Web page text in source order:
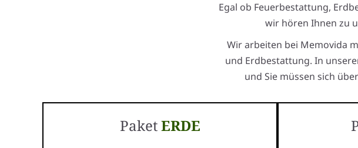
Egal ob Feuerbestattung,
wir hören Ihnen zu
Wir arbeiten bei Memovida
und Erdbestattung. In
und Sie müssen sich
PaketERDE